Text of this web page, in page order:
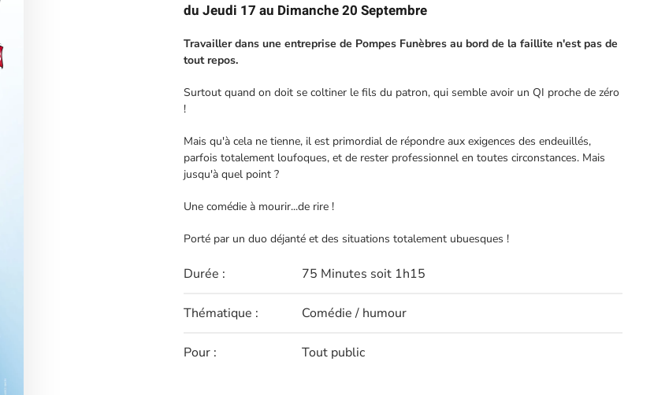
du Jeudi 17 au Dimanche 20 Septembre
Travailler dans une entreprise de Pompes Funèbres au bord de la faillite n'est pas de
tout repos.
Surtout quand on doit se coltiner le fils du patron, qui semble avoir un QI proche de zéro
!
Mais qu'à cela ne tienne, il est primordial de répondre aux exigences des endeuillés,
parfois totalement loufoques, et de rester professionnel en toutes circonstances. Mais
jusqu'à quel point ?
Une comédie à mourir...de rire !
Porté par un duo déjanté et des situations totalement ubuesques !
Durée : 75 Minutes soit 1h15
Thématique : Comédie / humour
Pour : Tout public